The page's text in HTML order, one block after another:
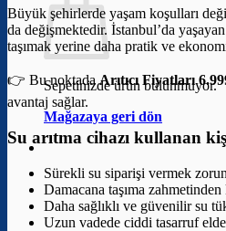
Sepetinizde ürün bulunmuyor.
Mağazaya geri dön
Büyük şehirlerde yaşam koşulları
da değişmektedir. İstanbul’da
taşımak yerine daha pratik ve
👉 Bu noktadaArıtıcı Fiyatları
avantaj sağlar.
Su arıtma cihazı kullanan
Sürekli su siparişi vermek
Damacana taşıma
Daha sağlıklı ve güvenilir su
Uzun vadede ciddi tasarruf